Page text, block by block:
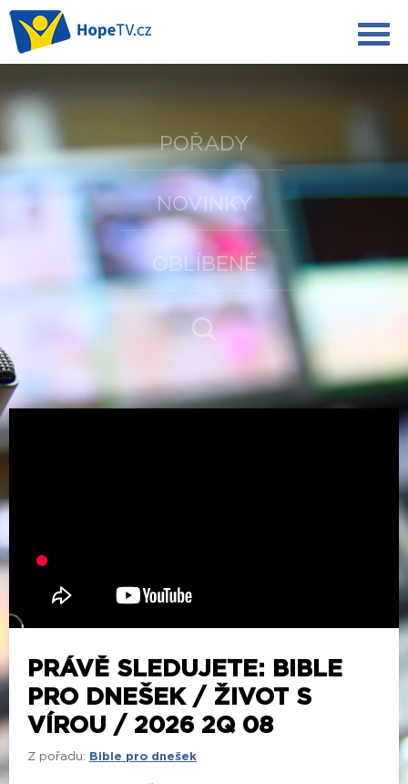
POŘADY
NOVINKY
OBLÍBENÉ
PRÁVĚ SLEDUJETE: BIBLE
PRO DNEŠEK / ŽIVOT S
VÍROU / 2026 2Q 08
Z pořadu: Bible pro dnešek